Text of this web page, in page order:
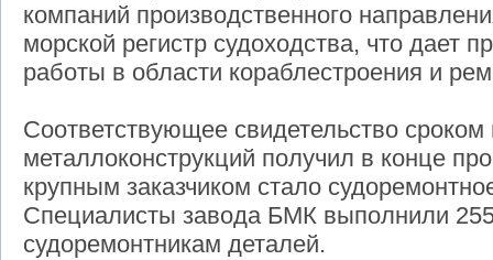
компаний производственного
морской регистр судоходства, что дает
работы в области кораблестроения и
Соответствующее свидетельство сроком
металлоконструкций получил в конце
крупным заказчиком стало
Специалисты завода БМК выполнили
судоремонтникам деталей.